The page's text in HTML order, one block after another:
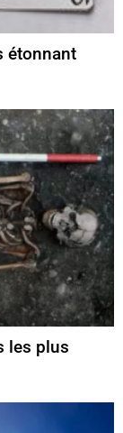
étonnant
les plus